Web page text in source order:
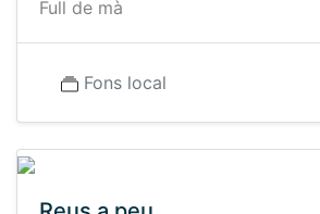
Full de mà
Fons local